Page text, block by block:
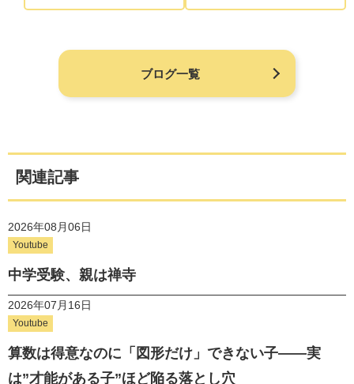
ブログ一覧
関連記事
2026年08月06日
Youtube
中学受験、親は禅寺
2026年07月16日
Youtube
算数は得意なのに「図形だけ」できない子——実
は”才能がある子”ほど陥る落とし穴